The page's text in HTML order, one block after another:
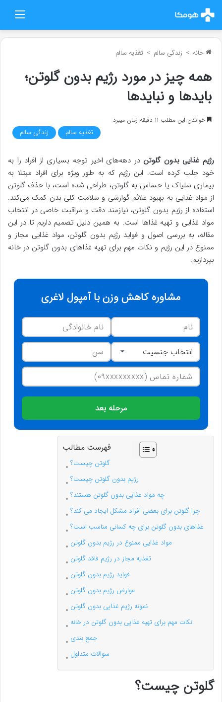
خانه > زندگی سالم > تغذیه سالم
همه چیز در مورد رژیم بدون گلوتن؛
بایدها و نبایدها
خواندن این مطلب 11 دقیقه زمان میبرد
تغذیه سالم زندگی سالم
رژیم غذایی بدون گلوتن در دهه‌های اخیر توجه بسیاری از افراد را به
خود جلب کرده است. این رژیم که به طور ویژه برای افراد مبتلا به
بیماری سلیاک یا حساس به گلوتن، طراحی شده است، با حذف گلوتن
از مواد غذایی به بهبود علائم گوارشی و سلامت کلی بدن کمک می‌کند.
استفاده از رژیم بدون گلوتن، نیازمند دقت و مراقبت خاصی در انتخاب
مواد غذایی و تهیه غذاها است. به همین دلیل تصمیم داریم تا در این
مقاله، به بررسی اصول و فواید رژیم بدون گلوتن، مواد غذایی مجاز و
ممنوع در این رژیم و نکات مهم برای تهیه غذاهای بدون گلوتن در خانه
بپردازیم.
مشاوره کاهش وزن با آمپول لاغری
مرحله بعد
فهرست مطالب
گلوتن چیست؟
رژیم بدون گلوتن چیست؟
چه مواد غذایی بدون گلوتن هستند؟
چرا گلوتن برای بعضی افراد مشکل ایجاد می کند؟
غذاهای بدون گلوتن برای چه کسانی مناسب است؟
مواد غذایی ممنوع در رژیم بدون گلوتن
تغذیه مجاز در رژیم فاقد گلوتن
فواید رژیم بدون گلوتن
عوارض رژیم بدون گلوتن
نمونه رژیم غذایی بدون گلوتن
نکات مهم برای تهیه غذایی بدون گلوتن در خانه
جمع بندی
سوالات متداول
گلوتن چیست؟